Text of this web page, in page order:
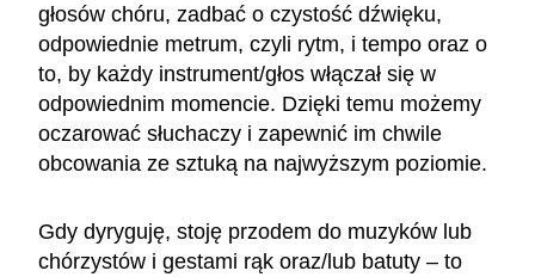
głosów chóru, zadbać o czystość dźwięku,
odpowiednie metrum, czyli rytm, i tempo oraz o
to, by każdy instrument/głos włączał się w
odpowiednim momencie. Dzięki temu możemy
oczarować słuchaczy i zapewnić im chwile
obcowania ze sztuką na najwyższym poziomie.
Gdy dyryguję, stoję przodem do muzyków lub
chórzystów i gestami rąk oraz/lub batuty – to